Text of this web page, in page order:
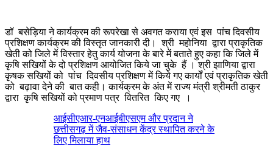
डॉ बसेड़िया ने कार्यक्रम की रूपरेखा से अवगत कराया एवं इस पांच दिवसीय
प्रशिक्षण कार्यक्रम की विस्तृत जानकारी दी। श्री महोनिया द्वारा प्राकृतिक
खेती को जिले में विस्तार हेतु कार्य योजना के बारे में बताते हुए कहा कि जिले में
कृषि सखियों के दो प्रशिक्षण आयोजित किये जा चुके हैं । श्री झाणिया द्वारा
कृषक सखियों को पांच दिवसीय प्रशिक्षण में किये गए कार्यों एवं प्राकृतिक खेती
को बढ़ावा देने की बात कही। कार्यक्रम के अंत में राज्य मंत्री श्रीमती ठाकुर
द्वारा कृषि सखियों को प्रमाण पत्र वितरित किए गए ।
आईसीएआर-एनआईबीएसएम और प्रदान ने
छत्तीसगढ़ में जैव-संसाधन केंद्र स्थापित करने के
लिए मिलाया हाथ